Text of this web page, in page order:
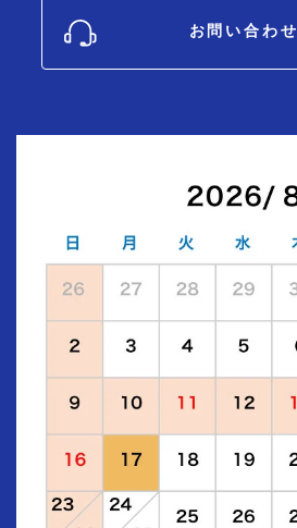
お問い合わせ